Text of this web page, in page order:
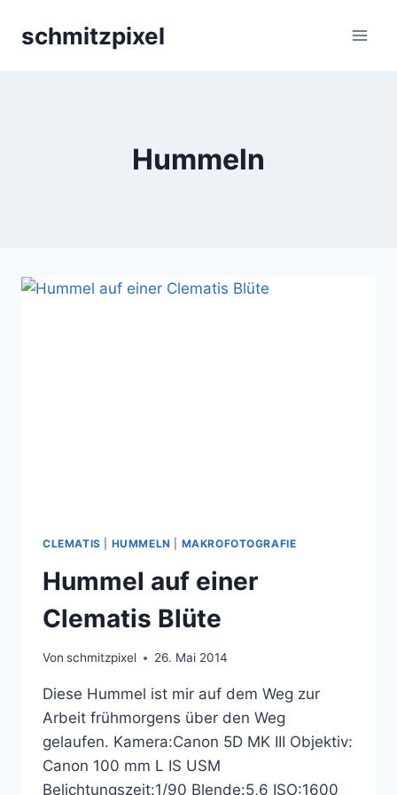
Inhaltschmitzpixel
Hummeln
CLEMATIS HUMMELN MAKROFOTOGRAFIE
Hummel auf einer
Clematis Blüte
Von schmitzpixel 26. Mai 2014
Diese Hummel ist mir auf dem Weg zur
Arbeit frühmorgens über den Weg
gelaufen. Kamera:Canon 5D MK III Objektiv:
Canon 100 mm L IS USM
Belichtungszeit:1/90 Blende:5,6 ISO:1600